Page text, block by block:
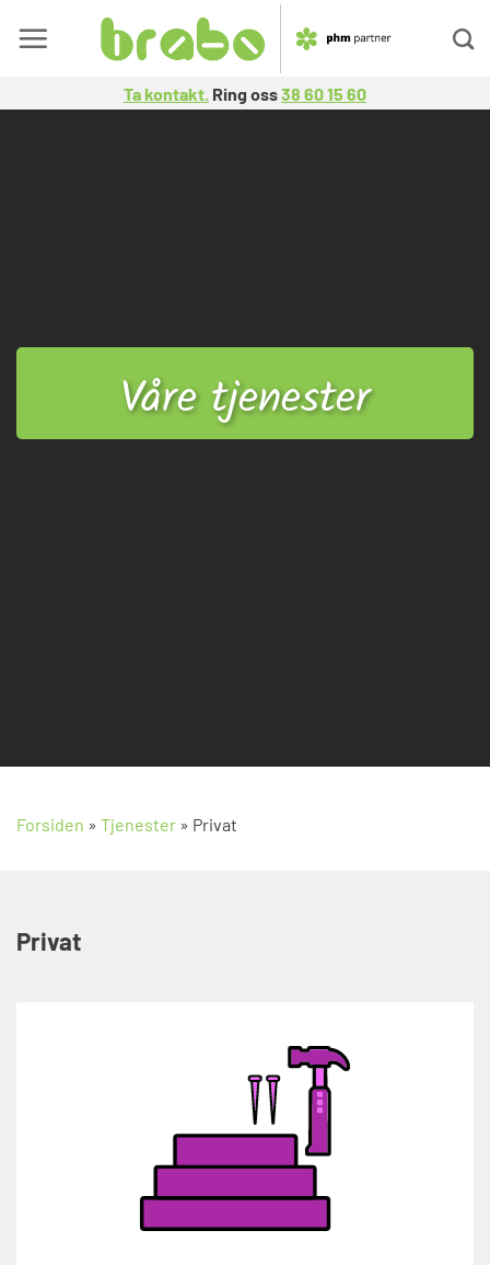
Ta kontakt. Ring oss38 60 15 60
Våre tjenester
Forsiden » Tjenester » Privat
Privat